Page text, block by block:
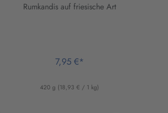
Rumkandis auf friesische Art
7,95 €*
420 g (18,93 € / 1 kg)